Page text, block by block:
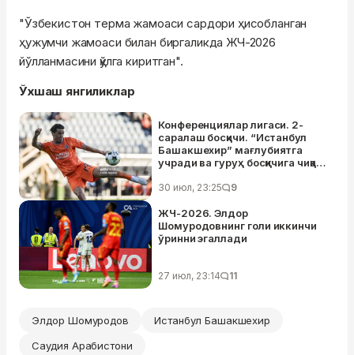
"Ўзбекистон терма жамоаси сардори ҳисобланган
ҳужумчи жамоаси билан биргаликда ЖЧ-2026
йўлланмасини қўлга киритган".
Ўхшаш янгиликлар
Конференциялар лигаси. 2-
саралаш босқичи. “Истанбул
Башакшехир” мағлубиятга
учради ва гуруҳ босқичига чиқа
30 июл, 23:25 9
ЖЧ-2026. Элдор
Шомуродовнинг голи иккинчи
ўринни эгаллади
27 июл, 23:14 11
Элдор Шомуродов
Истанбул Башакшехир
Саудия Арабистони